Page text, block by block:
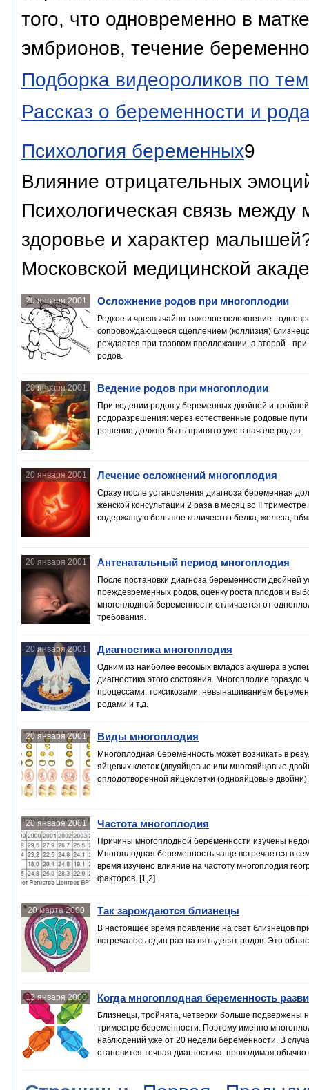
того, что одновременно в
эмбрионов, течение
Подборка видеороликов по
Рассказ о беременности и
Психология беременных9
Влияние отрицательных
Психологическая связь
здоровье и характер
Московской медицинской
20 января 2001 Осложнение родов при многоплодии
Редкое и чрезвычайно тяжелое осложнение -
сопровождающееся сцеплением (коллизия)
рождается при тазовом предлежании, а второй -
родов.
20 января 2001 Ведение родов при многоплодии
При ведении родов у беременных двойней и
родоразрешения: через естественные родовые
решение должно быть принято уже в начале родов.
20 января 2001 Лечение осложнений многоплодия
Сразу после установления диагноза беременная
женской консультации 2 раза в месяц во II
содержащую большое количество белка, железа,
20 января 2001 Антенатальный период многоплодия
После постановки диагноза беременности
преждевременных родов, оценку роста плодов и
многоплодной беременности отличается от
требования.
20 января 2001 Диагностика многоплодия
Одним из наиболее весомых вкладов акушера в
диагностика этого состояния. Многоплодие
процессами: токсикозами, невынашиванием
родами и т.д.
20 января 2001 Виды многоплодия
Многоплодная беременность может возникать в
яйцевых клеток (двуяйцовые или многояйцовые
оплодотворенной яйцеклетки (однояйцовые двойни).
20 января 2001 Частота многоплодия
Причины многоплодной беременности изучены
Многоплодная беременность чаще встречается в
время изучено влияние на частоту многоплодия
факторов. [1,2]
20 марта 2000 Так зарождаются близнецы
В настоящее время появление на свет близнецов
встречалось один раз на пятьдесят родов. Это
12 января 2000 Когда многоплодная беременность
Близнецы, тройнята, четверки больше подвержены
триместре беременности. Поэтому именно
наблюдений уже от 20 недели беременности. В
становится точная диагностика, проводимая обычно